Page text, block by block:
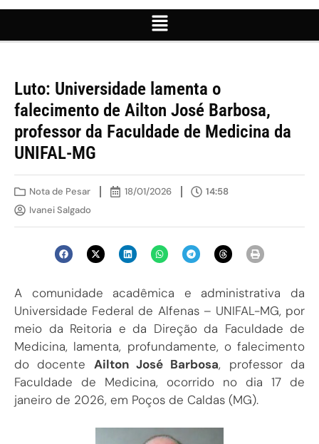
Luto: Universidade lamenta o
falecimento de Ailton José Barbosa,
professor da Faculdade de Medicina da
UNIFAL-MG
Nota de Pesar 18/01/2026
14:58
Ivanei Salgado
A comunidade acadêmica e administrativa da
Universidade Federal de Alfenas – UNIFAL-MG, por
meio da Reitoria e da Direção da Faculdade de
Medicina, lamenta, profundamente, o falecimento
do docente Ailton José Barbosa, professor da
Faculdade de Medicina, ocorrido no dia 17 de
janeiro de 2026, em Poços de Caldas (MG).